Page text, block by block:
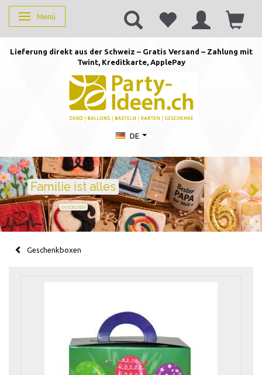
Anzeige ändern
Menü
Lieferung direkt aus der Schweiz – Gratis Versand – Zahlung mit
Twint, Kreditkarte, ApplePay
DE
Geburtstag feiern mit Stil
Ballons · Tischdeko · Karten · Zahlen
GEBURTSTAGSDEKO ENTDECKEN
Geschenkboxen